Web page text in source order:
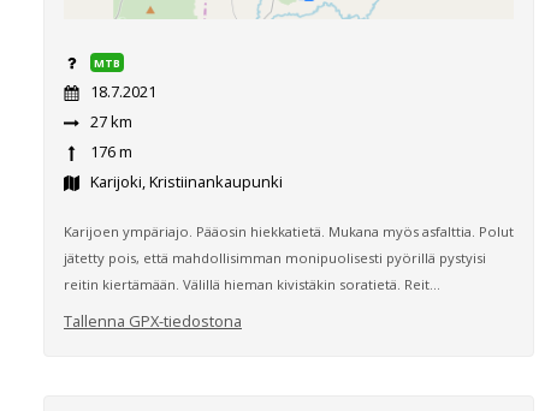
MTB
18.7.2021
27 km
176 m
Karijoki, Kristiinankaupunki
Karijoen ympäriajo. Pääosin hiekkatietä. Mukana myös asfalttia. Polut
jätetty pois, että mahdollisimman monipuolisesti pyörillä pystyisi
reitin kiertämään. Välillä hieman kivistäkin soratietä. Reit...
Tallenna GPX-tiedostona